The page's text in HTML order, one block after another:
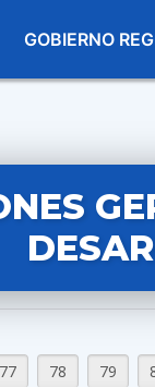
GOBIERNO
77 78 79